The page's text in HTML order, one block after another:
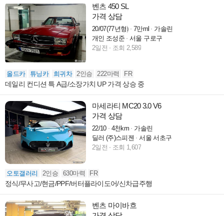
벤츠 450 SL
가격 상담
20/07(77년형) 7만ml
가솔린
개인 조성준
서울 구로구
2일전
조회 2,589
올드카 튜닝카 희귀차 2인승 222마력 FR
데일리 컨디션 특 A급/소장가치 UP 가격 상승 중
마세라티 MC20 3.0 V6
가격 상담
22/10 4천km
가솔린
딜러 (주)스피젠
서울 서초구
2일전
조회 1,607
오토갤러리 2인승 630마력 FR
정식/무사고/현금/PPF/버터플라이도어/신차급주행
벤츠 마이바흐